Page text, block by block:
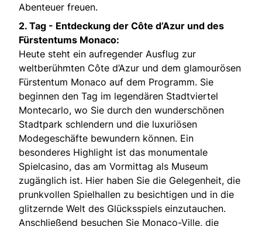
Abenteuer freuen.
2. Tag - Entdeckung der Côte d’Azur und des
Fürstentums Monaco:
Heute steht ein aufregender Ausflug zur
weltberühmten Côte d’Azur und dem glamourösen
Fürstentum Monaco auf dem Programm. Sie
beginnen den Tag im legendären Stadtviertel
Montecarlo, wo Sie durch den wunderschönen
Stadtpark schlendern und die luxuriösen
Modegeschäfte bewundern können. Ein
besonderes Highlight ist das monumentale
Spielcasino, das am Vormittag als Museum
zugänglich ist. Hier haben Sie die Gelegenheit, die
prunkvollen Spielhallen zu besichtigen und in die
glitzernde Welt des Glücksspiels einzutauchen.
Anschließend besuchen Sie Monaco-Ville, die